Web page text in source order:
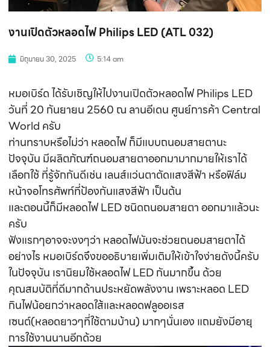
งานเปิดตัวหลอดไฟ Philips LED (ATL 032)
มิถุนายน 30, 2025 5:14 am
หมอเบิร์ด ได้รับเชิญให้ไปงานเปิดตัวหลอดไฟ Philips LED
วันที่ 20 กันยายน 2560 ณ ลานอีเดน ศูนย์การค้า Central
World ครับ
ท่านทราบหรือไม่ว่า หลอดไฟ ก็มีแบบถนอมสายตานะ
ปัจจุบัน มีผลิตภัณฑ์ถนอมสายตาออกมามากมายให้เราได้
เลือกใช้ ที่รู้จักกันดีเช่น เลนส์แว่นตาตัดแสงสีฟ้า หรือฟิล์ม
หน้าจอโทรศัพท์ที่ป้องกันแสงสีฟ้า เป็นต้น
และตอนนี้ก็มีหลอดไฟ LED ชนิดถนอมสายตา ออกมาแล้วนะ
ครับ
ฟังแรกๆอาจจะงงๆว่า หลอดไฟมันจะช่วยถนอมสายตาได้
อย่างไร หมอเบิร์ดจึงขออธิบายเพิ่มเติมให้เข้าใจง่ายดังนี้ครับ
ในปัจจุบัน เรานิยมใช้หลอดไฟ LED กันมากขึ้น ด้วย
คุณสมบัติที่ดีมากด้านประหยัดพลังงาน เพราะหลอด LED
กินไฟน้อยกว่าหลอดใส้และหลอดฟลูออเรส
เซนต์(หลอดยาวๆที่ใช้ตามบ้าน) มากๆนั่นเอง แถมยังมีอายุ
การใช้งานนานอีกด้วย